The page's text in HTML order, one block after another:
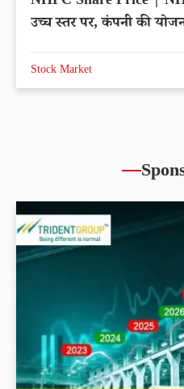
उच्च स्तर पर, कंपनी की
Stock Market